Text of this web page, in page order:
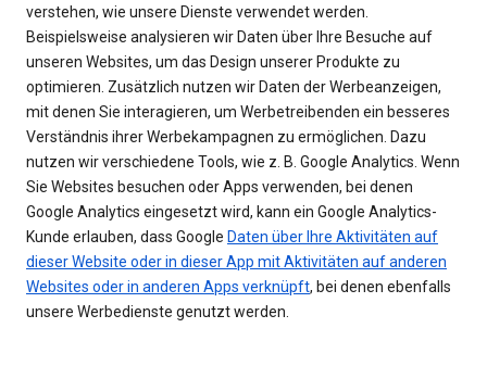
verstehen, wie unsere Dienste verwendet werden.
Beispielsweise analysieren wir Daten über Ihre Besuche auf
unseren Websites, um das Design unserer Produkte zu
optimieren. Zusätzlich nutzen wir Daten der Werbeanzeigen,
mit denen Sie interagieren, um Werbetreibenden ein besseres
Verständnis ihrer Werbekampagnen zu ermöglichen. Dazu
nutzen wir verschiedene Tools, wie z. B. Google Analytics. Wenn
Sie Websites besuchen oder Apps verwenden, bei denen
Google Analytics eingesetzt wird, kann ein Google Analytics-
Kunde erlauben, dass Google Daten über Ihre Aktivitäten auf
dieser Website oder in dieser App mit Aktivitäten auf anderen
Websites oder in anderen Apps verknüpft, bei denen ebenfalls
unsere Werbedienste genutzt werden.